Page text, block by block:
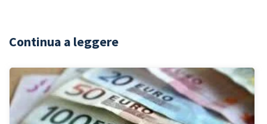
Continua a leggere